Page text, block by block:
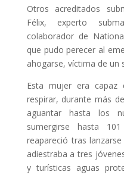
Otros acreditados
Félix, experto
colaborador de
que pudo perecer al
ahogarse, víctima de un
Esta mujer era
respirar, durante más
aguantar hasta los
sumergirse hasta
reapareció tras
adiestraba a tres
y turísticas aguas